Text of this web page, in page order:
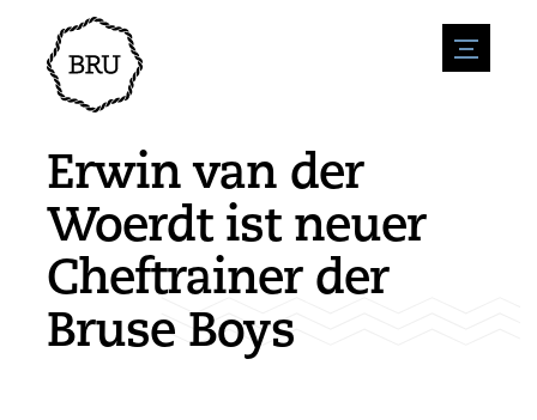
menu
Veranstaltungskalender
Veranstaltung anmelden
Übernachtung
Geschäfte
Natur & wasser
Sport
Sehenswürdigkeiten
Geschichte
Zugänglichkeit
Parken
Wohnumfeld
Um zu unternehmen
Stellenangebote
Stellenangebote veröffentlichen
Unternehmen
Nachrichtenübersicht
Neuigkeiten einreichen
Erwin van der
Woerdt ist neuer
Cheftrainer der
Bruse Boys